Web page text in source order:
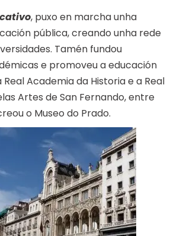
, puxo en marcha unha
pública, creando unha rede
Tamén fundou
e promoveu a educación
Academia da Historia e a Real
Artes de San Fernando, entre
o Museo do Prado.